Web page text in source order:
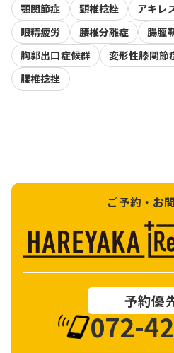
顎関節症
頸椎捻挫 アキレ
眼精疲労
腰椎分離症 腸脛
胸郭出口症候群
変形性膝関節
腰椎捻挫
ご予約・お
予約優
072-